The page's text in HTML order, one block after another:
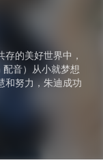
的美好世界中，
音）从小就梦想
和努力，朱迪成功